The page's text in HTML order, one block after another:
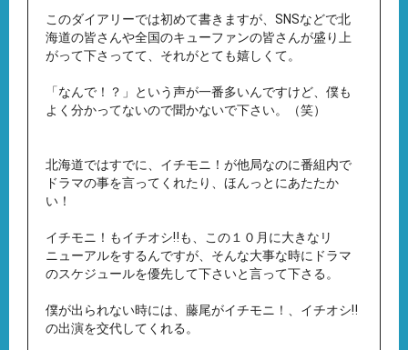
このダイアリーでは初めて書きますが、SNSなどで北
海道の皆さんや全国のキューファンの皆さんが盛り上
がって下さってて、それがとても嬉しくて。
「なんで！？」という声が一番多いんですけど、僕も
よく分かってないので聞かないで下さい。（笑）
北海道ではすでに、イチモニ！が他局なのに番組内で
ドラマの事を言ってくれたり、ほんっとにあたたか
い！
イチモニ！もイチオシ‼︎も、この１０月に大きなリ
ニューアルをするんですが、そんな大事な時にドラマ
のスケジュールを優先して下さいと言って下さる。
僕が出られない時には、藤尾がイチモニ！、イチオシ‼︎
の出演を交代してくれる。